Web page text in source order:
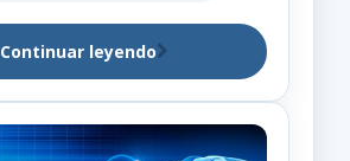
Continuar leyendo